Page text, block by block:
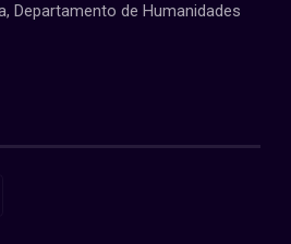
Departamento de Humanidades